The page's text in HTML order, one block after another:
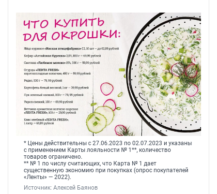
* Цены действительны с 27.06.2023 по 02.07.2023 и указаны
с применением Карты лояльности № 1**, количество
товаров ограничено.
** № 1 по числу считающих, что Карта № 1 дает
существенную экономию при покупках (опрос покупателей
«Ленты» — 2022).
Источник: Алексей Баянов